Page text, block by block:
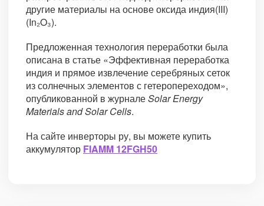
другие материалы на основе оксида индия(III)
(In₂O₃).
Предложенная технология переработки была
описана в статье «Эффективная переработка
индия и прямое извлечение серебряных сеток
из солнечных элементов с гетеропереходом»,
опубликованной в журналеSolar Energy
Materials and Solar Cells.
На сайте инверторы ру, вы можете купить
аккумулятор FIAMM 12FGH50